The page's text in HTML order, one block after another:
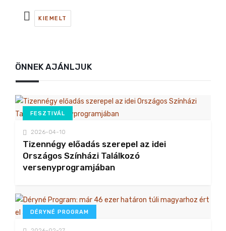
KIEMELT
ÖNNEK AJÁNLJUK
FESZTIVÁL
2026-04-10
Tizennégy előadás szerepel az idei
Országos Színházi Találkozó
versenyprogramjában
DÉRYNÉ PROGRAM